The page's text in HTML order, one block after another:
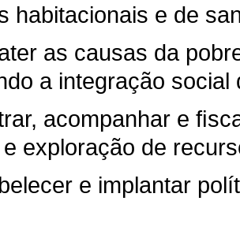
habitacionais e de
as causas da
a integração
acompanhar e
exploração de
e implantar